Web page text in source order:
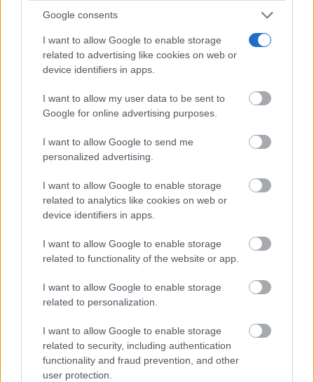
Google consents
I want to allow Google to enable storage
related to advertising like cookies on web or
device identifiers in apps.
I want to allow my user data to be sent to
Google for online advertising purposes.
I want to allow Google to send me
personalized advertising.
I want to allow Google to enable storage
related to analytics like cookies on web or
device identifiers in apps.
I want to allow Google to enable storage
related to functionality of the website or app.
I want to allow Google to enable storage
related to personalization.
I want to allow Google to enable storage
related to security, including authentication
functionality and fraud prevention, and other
user protection.
Un paseo por las Flores y Frutos
de la Comarca de Tomelloso
(XIV)
artesanía pura en la 30ª edición
de Consuegra Medieval
El Festival Internacional de Cine
la gala de su novena edición
07/08/2026
Fiestas de Tomelloso 2026
07/08/2026